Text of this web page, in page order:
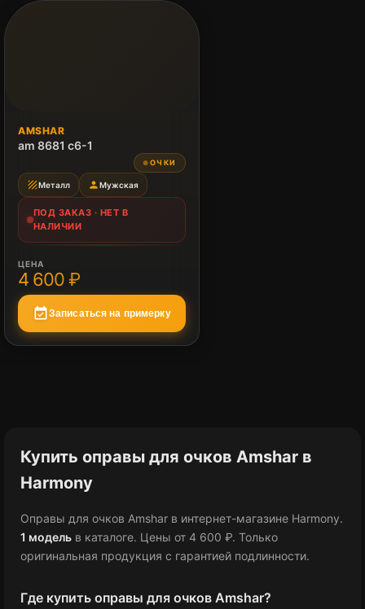
ПОД ЗАКАЗ
Нет в наличии
AMSHAR
am 8681 c6-1
● ОЧКИ
textureМеталл personМужская
ПОД ЗАКАЗ · НЕТ В
НАЛИЧИИ
ЦЕНА
4 600 ₽
event_availableЗаписаться на примерку
Купить оправы для очков Amshar в
Harmony
Оправы для очков Amshar в интернет-магазине Harmony.
1 модель в каталоге. Цены от 4 600 ₽. Только
оригинальная продукция с гарантией подлинности.
Где купить оправы для очков Amshar?